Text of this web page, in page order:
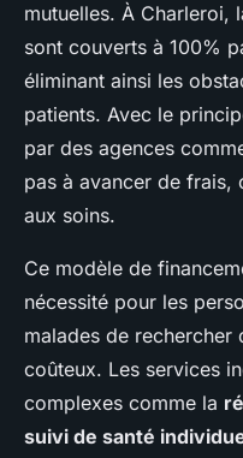
mutuelles. À Charleroi,
sont couverts à 100%
éliminant ainsi les
patients. Avec le
par des agences
pas à avancer de
aux soins.
Ce modèle de
nécessité pour les
malades de rechercher
coûteux. Les services
complexes comme la
suivi de santé